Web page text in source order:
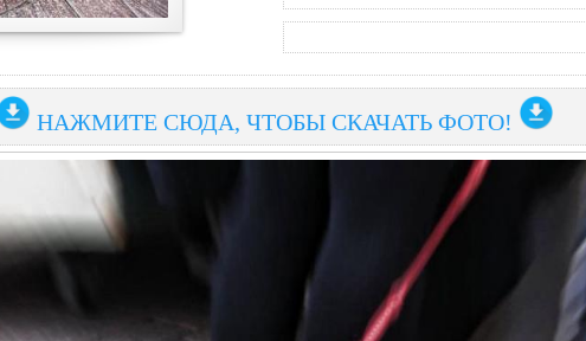
НАЖМИТЕ СЮДА, ЧТОБЫ СКАЧАТЬ ФОТО!